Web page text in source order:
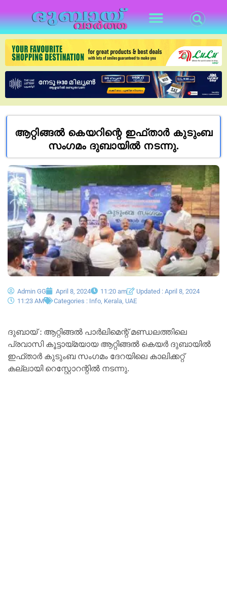
ആറ്റിങ്ങൽ കെയറിന്റെ ഇഫ്താർ കുടുംബ
സംഗമം ദുബായിൽ നടന്നു.
Admin GG April 8, 2024 11:20 am
Updated : April 8, 2024
11:23 AM
Categories : Info Kerala UAE
ദുബായ് : ആറ്റിങ്ങൽ പാർലിമെന്റ് മണ്ഡലത്തിലെ
പ്രവാസി കൂട്ടായ്മയായ ആറ്റിങ്ങൽ കെയർ ദുബായിൽ
ഇഫ്താർ കുടുംബ സംഗമം ദേറയിലെ കാലിക്കറ്റ്‌
കല്ലായി റെസ്റ്റോറന്റിൽ നടന്നു.